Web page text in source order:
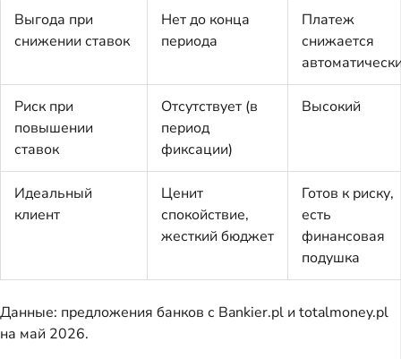
Выгода при
снижении ставок
Нет до конца
периода
Платеж
снижается
Риск при
повышении
ставок
Отсутствует (в
период
фиксации)
Высокий
Идеальный
клиент
Ценит
спокойствие,
жесткий бюджет
Готов к риску,
есть
финансовая
подушка
Данные: предложения банков с Bankier.pl и totalmoney.pl
на май 2026.